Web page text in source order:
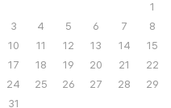
1
3 4 5 6 7
8
10 11 12 13 14
15
17 18 19 20 21
22
24 25 26 27 28
29
31